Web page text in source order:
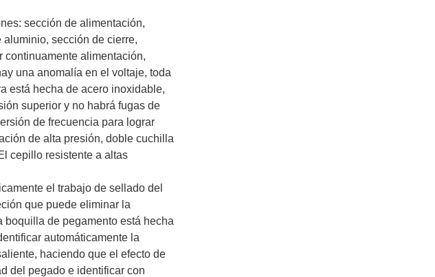
sección de alimentación,
sección de cierre,
continuamente alimentación,
una anomalía en el voltaje, toda
está hecha de acero inoxidable,
superior y no habrá fugas de
de frecuencia para lograr
de alta presión, doble cuchilla
cepillo resistente a altas
el trabajo de sellado del
que puede eliminar la
boquilla de pegamento está hecha
automáticamente la
haciendo que el efecto de
del pegado e identificar con